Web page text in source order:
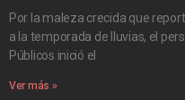
Por la maleza crecida que
a la temporada de lluvias, el
Públicos inició el
Ver más »